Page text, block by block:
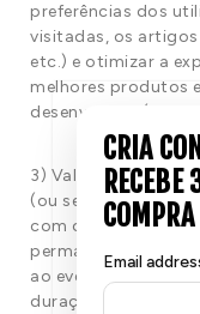
preferências dos
visitadas, os
etc.) e otimizar a
melhores produtos
desenvolvida
3) Validade dos
(ou seja, cookies
com o fecho do
permanentes (ou
ao eventual
duração não
Email